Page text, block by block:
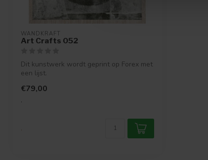
WANDKRAFT
Art Crafts 052
Dit kunstwerk wordt geprint op Forex met
een lijst.
€79,00
.
.